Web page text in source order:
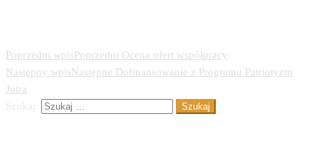
Poprzedni wpisPoprzedni Ocena ofert współpracy
Następny wpisNastępne Dofinansowanie z Programu Patriotyzm
Jutra